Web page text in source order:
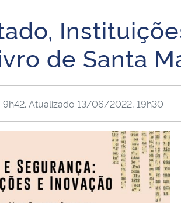
União Banco Central do Brasil
de Santa
. Atualizado 13/06/2022, 19h30